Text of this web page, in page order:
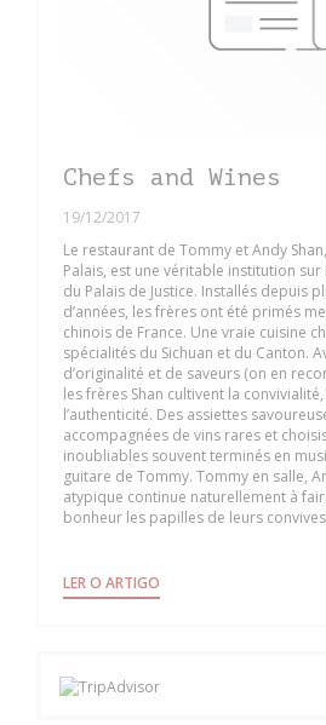
Chefs and Wines
19/12/2017
Le restaurant de Tommy et Andy
Palais, est une véritable institution
du Palais de Justice. Installés depuis
d’années, les frères ont été primés
chinois de France. Une vraie cuisine
spécialités du Sichuan et du Canton.
d’originalité et de saveurs (on en
les frères Shan cultivent la
l’authenticité. Des assiettes
accompagnées de vins rares et
inoubliables souvent terminés en
guitare de Tommy. Tommy en salle,
atypique continue naturellement à
bonheur les papilles de leurs
LER O ARTIGO